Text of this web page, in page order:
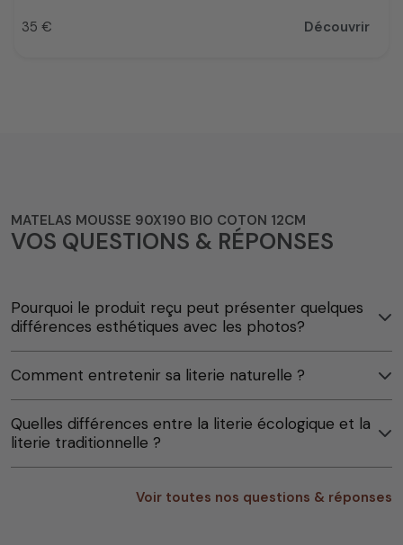
Prix
35 € Découvrir
MATELAS MOUSSE 90X190 BIO COTON 12CM
VOS QUESTIONS & RÉPONSES
Pourquoi le produit reçu peut présenter quelques
différences esthétiques avec les photos?
Comment entretenir sa literie naturelle ?
Quelles différences entre la literie écologique et la
literie traditionnelle ?
Voir toutes nos questions & réponses